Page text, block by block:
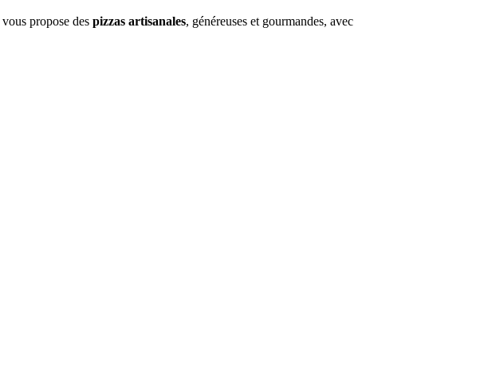
propose des pizzas artisanales, généreuses et gourmandes, avec